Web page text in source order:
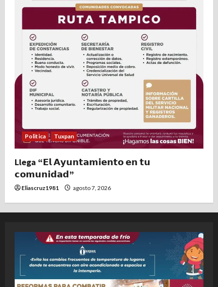
Politica Tuxpan
Llega “𝗘𝗹 𝗔𝘆𝘂𝗻𝘁𝗮𝗺𝗶𝗲𝗻𝘁𝗼 𝗲𝗻 𝘁𝘂
𝗰𝗼𝗺𝘂𝗻𝗶𝗱𝗮𝗱”
Eliascruz1981 agosto 7, 2026